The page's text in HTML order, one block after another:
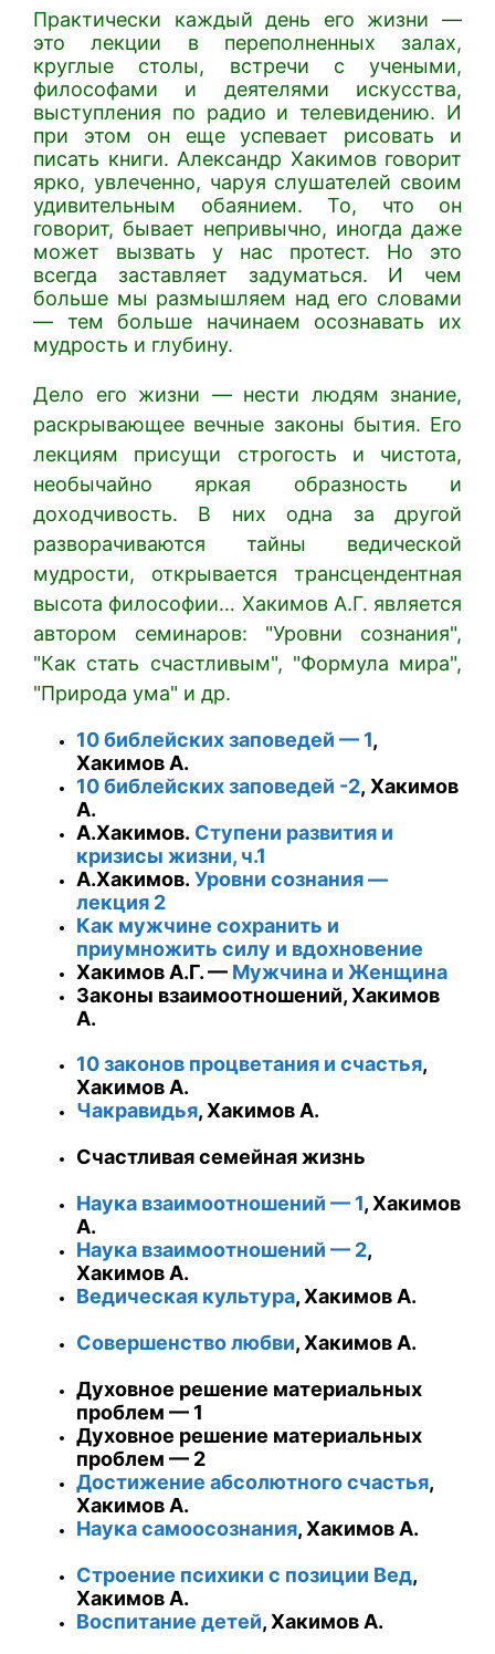
Практически каждый день его жизни —
это лекции в переполненных залах,
круглые столы, встречи с учеными,
философами и деятелями искусства,
выступления по радио и телевидению. И
при этом он еще успевает рисовать и
писать книги. Александр Хакимов говорит
ярко, увлеченно, чаруя слушателей своим
удивительным обаянием. То, что он
говорит, бывает непривычно, иногда даже
может вызвать у нас протест. Но это
всегда заставляет задуматься. И чем
больше мы размышляем над его словами
— тем больше начинаем осознавать их
мудрость и глубину.
Дело его жизни — нести людям знание,
раскрывающее вечные законы бытия. Его
лекциям присущи строгость и чистота,
необычайно яркая образность и
доходчивость. В них одна за другой
разворачиваются тайны ведической
мудрости, открывается трансцендентная
высота философии… Хакимов А.Г. является
автором семинаров: "Уровни сознания",
"Как стать счастливым", "Формула мира",
"Природа ума" и др.
10 библейских заповедей — 1,
Хакимов А.
10 библейских заповедей -2, Хакимов
А.
А.Хакимов. Ступени развития и
кризисы жизни, ч.1
А.Хакимов. Уровни сознания —
лекция 2
Как мужчине сохранить и
приумножить силу и вдохновение
Хакимов А.Г. — Мужчина и Женщина
Законы взаимоотношений, Хакимов
А.
10 законов процветания и счастья,
Хакимов А.
Чакравидья, Хакимов А.
Счастливая семейная жизнь
Наука взаимоотношений — 1, Хакимов
А.
Наука взаимоотношений — 2,
Хакимов А.
Ведическая культура, Хакимов А.
Совершенство любви, Хакимов А.
Духовное решение материальных
проблем — 1
Духовное решение материальных
проблем — 2
Достижение абсолютного счастья,
Хакимов А.
Наука самоосознания, Хакимов А.
Строение психики с позиции Вед,
Хакимов А.
Воспитание детей, Хакимов А.